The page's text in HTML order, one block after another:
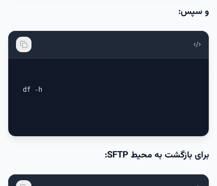
و سپس:
df -h
برای بازگشت به محیط SFTP: